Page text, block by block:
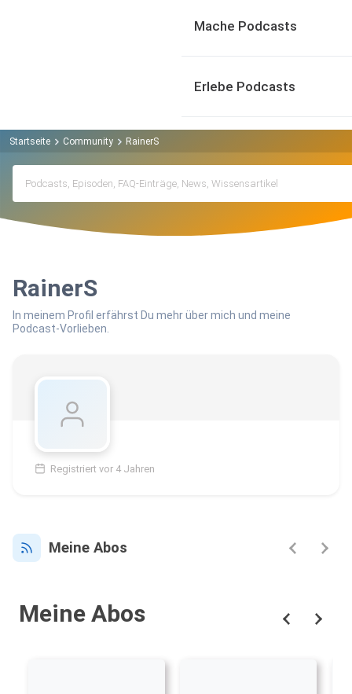
Mache Podcasts
Erlebe Podcasts
Startseite Community RainerS
RainerS
In meinem Profil erfährst Du mehr über mich und meine
Podcast-Vorlieben.
Registriert vor 4 Jahren
Meine Abos
Meine Abos